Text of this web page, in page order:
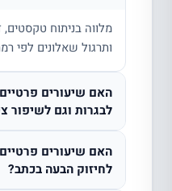
מלווה בניתוח
ותרגול שאלונים לפי
האם שיעורים
לבגרות וגם לשיפור
האם שיעורים
לחיזוק הבעה בכתב?